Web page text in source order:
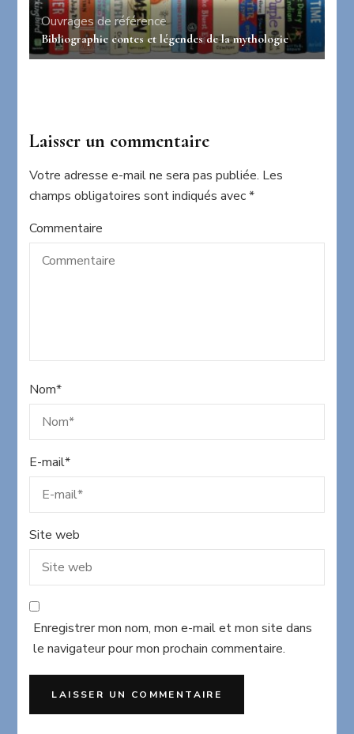
Ouvrages de référence
Bibliographie contes et légendes de la mythologie
Laisser un commentaire
Votre adresse e-mail ne sera pas publiée. Les
champs obligatoires sont indiqués avec*
Commentaire
Nom*
E-mail*
Site web
Enregistrer mon nom, mon e-mail et mon site dans
le navigateur pour mon prochain commentaire.